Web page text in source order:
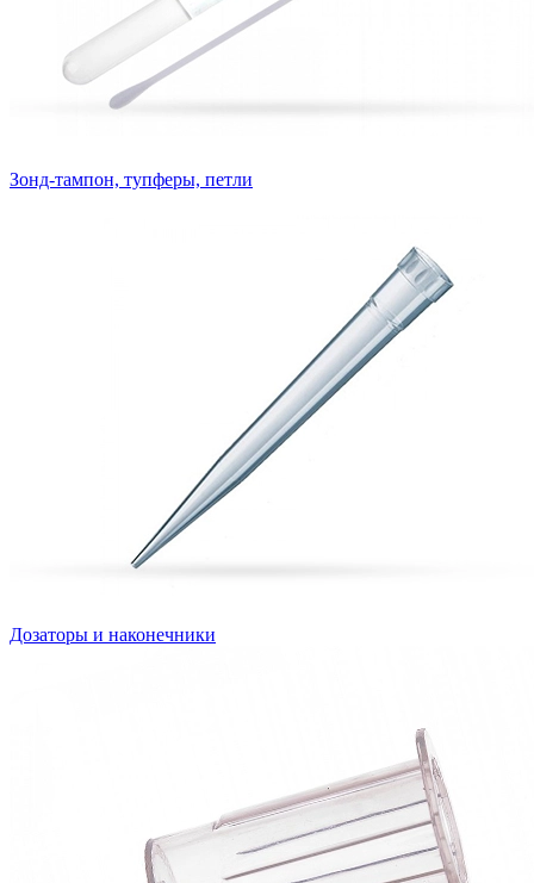
Зонд-тампон, тупферы, петли
Дозаторы и наконечники